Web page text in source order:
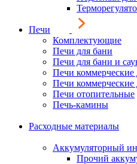
Печи
Комплектующие
Печи для бани
Печи для бани и
Печи коммерческие
Печи коммерческие
Печи отопительные
Печь-камины
Расходные материалы
Аккумуляторный
Прочий